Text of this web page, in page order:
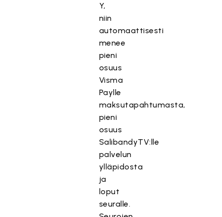
Y,
niin
automaattisesti
menee
pieni
osuus
Visma
Paylle
maksutapahtumasta,
pieni
osuus
SalibandyTV:lle
palvelun
ylläpidosta
ja
loput
seuralle.